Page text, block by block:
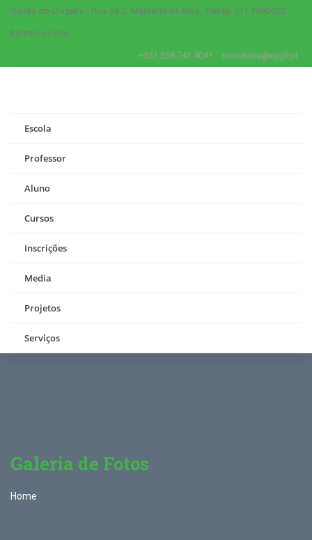
Quinta do Cruzeiro | Rua de S. Mamede de Arca, 768-ap 51 | 4990-202
Ponte de Lima
+351 258 741 404* secretaria@eppl.pt
Escola
Professor
Aluno
Cursos
Inscrições
Media
Projetos
Serviços
Galeria de Fotos
Home